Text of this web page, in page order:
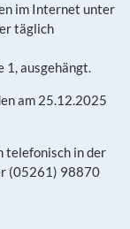
im Internet unter
täglich
1, ausgehängt.
am 25.12.2025
telefonisch in der
(05261) 98870